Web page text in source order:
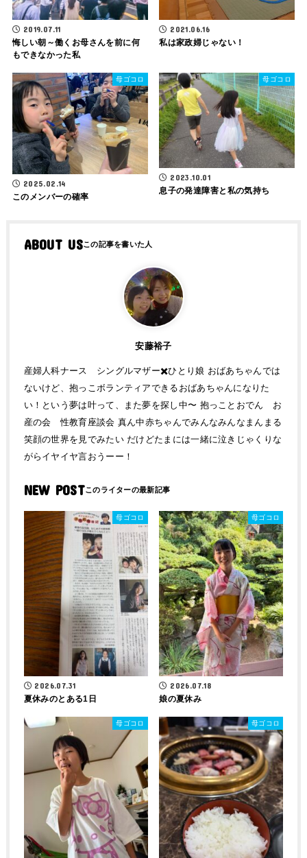
2019.07.11
悔しい朝～働くお母さんを前に何
もできなかった私
2021.06.16
私は家政婦じゃない！
母ゴコロ
2025.02.14
このメンバーの確率
母ゴコロ
2023.10.01
息子の発達障害と私の気持ち
ABOUT US
安藤裕子
産婦人科ナース シングルマザー✖️ひとり娘 おばあちゃんでは
ないけど、抱っこボランティアできるおばあちゃんになりた
い！という夢は叶って、また夢を探し中〜 抱っことおでん お
産の会 性教育座談会 真ん中赤ちゃんでみんなみんなまんまる
笑顔の世界を見でみたい だけどたまには一緒に泣きじゃくりな
がらイヤイヤ言おうーー！
NEW POST
母ゴコロ
2026.07.31
夏休みのとある1日
母ゴコロ
2026.07.18
娘の夏休み
母ゴコロ 母ゴコロ